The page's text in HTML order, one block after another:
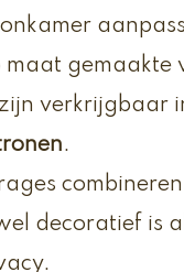
maat gemaakte
verkrijgbaar
.
decoratief is